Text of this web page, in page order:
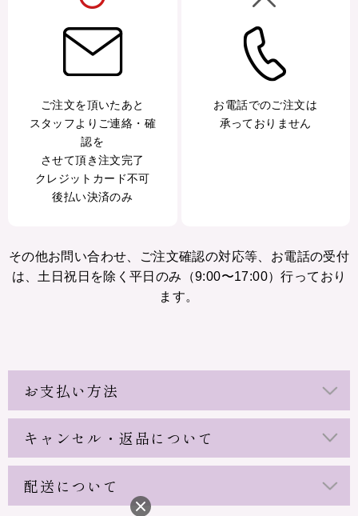
ご注文を頂いたあと
スタッフよりご連絡・確
認を
させて頂き注文完了
クレジットカード不可
後払い決済のみ
お電話でのご注文は
承っておりません
その他お問い合わせ、ご注文確認の対応等、お電話の受付
は、土日祝日を除く平日のみ（9:00〜17:00）行っており
ます。
お支払い方法
キャンセル・返品について
配送について